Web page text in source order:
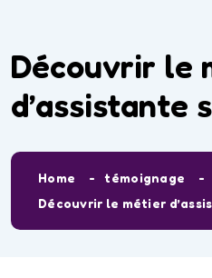
Découvrir le
d’assistante
Home
témoignage
Découvrir le métier